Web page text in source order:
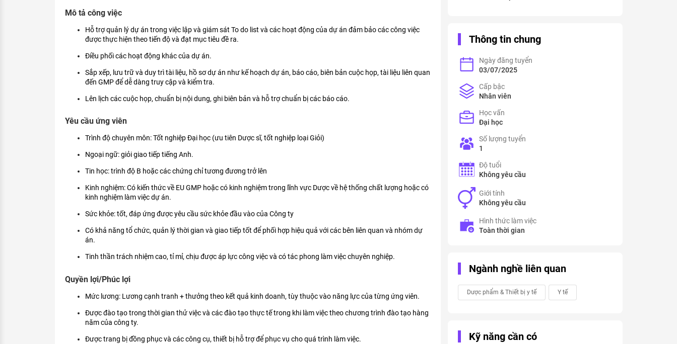
KHÁM PHÁ NGHỀ NGHIỆP
Đặc trưng từng nghề
XÂY DỰNG VÀ PHÁT TRIỂN ĐỘI NGŨ
TUYỂN DỤNG VIỆC LÀM
Mô tả công việc
Hỗ trợ quản lý dự án trong việc lập và giám sát To do list và các hoạt động của dự án đảm bảo các công việc
được thực hiện theo tiến độ và đạt mục tiêu đề ra.
Điều phối các hoạt động khác của dự án.
Sắp xếp, lưu trữ và duy trì tài liệu, hồ sơ dự án như kế hoạch dự án, báo cáo, biên bản cuộc họp, tài liệu liên quan
đến GMP để dễ dàng truy cập và kiểm tra.
Lên lịch các cuộc họp, chuẩn bị nội dung, ghi biên bản và hỗ trợ chuẩn bị các báo cáo.
Yêu cầu ứng viên
Trình độ chuyên môn: Tốt nghiệp Đại học (ưu tiên Dược sĩ, tốt nghiệp loại Giỏi)
Ngoại ngữ: giỏi giao tiếp tiếng Anh.
Tin học: trình độ B hoặc các chứng chỉ tương đương trở lên
Kinh nghiệm: Có kiến thức về EU GMP hoặc có kinh nghiệm trong lĩnh vực Dược về hệ thống chất lượng hoặc có
kinh nghiệm làm việc dự án.
Sức khỏe: tốt, đáp ứng được yêu cầu sức khỏe đầu vào của Công ty
Có khả năng tổ chức, quản lý thời gian và giao tiếp tốt để phối hợp hiệu quả với các bên liên quan và nhóm dự
án.
Tinh thần trách nhiệm cao, tỉ mỉ, chịu được áp lực công việc và có tác phong làm việc chuyên nghiệp.
Quyền lợi/Phúc lợi
Mức lương: Lương cạnh tranh + thưởng theo kết quả kinh doanh, tùy thuộc vào năng lực của từng ứng viên.
Được đào tạo trong thời gian thử việc và các đào tạo thực tế trong khi làm việc theo chương trình đào tạo hàng
năm của công ty.
Được trang bị đồng phục và các công cụ, thiết bị hỗ trợ để phục vụ cho quá trình làm việc.
Thông tin chung
Ngày đăng tuyển
03/07/2025
Cấp bậc
Nhân viên
Học vấn
Đại học
Số lượng tuyển
1
Độ tuổi
Không yêu cầu
Giới tính
Không yêu cầu
Hình thức làm việc
Toàn thời gian
Ngành nghề liên quan
Dược phẩm & Thiết bị y tế Y tế
Kỹ năng cần có